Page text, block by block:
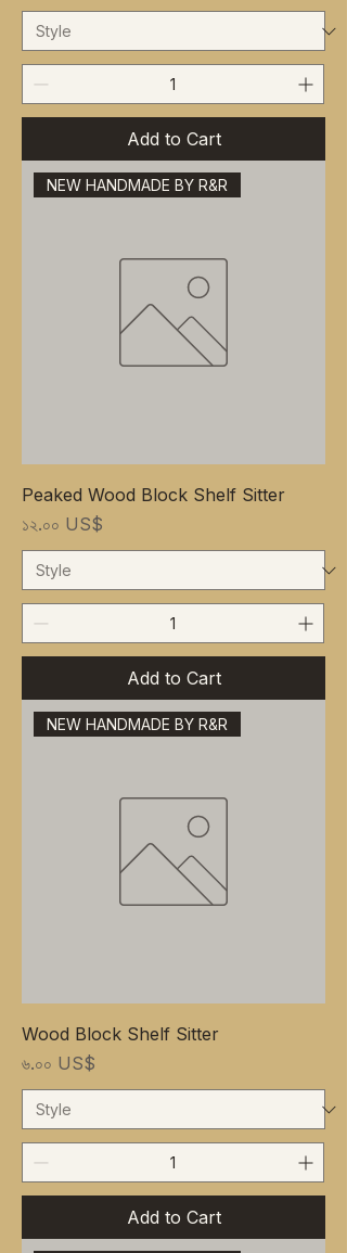
Add to Cart
NEW HANDMADE BY R&R
Peaked Wood Block Shelf Sitter
Price
১২.০০ US$
Add to Cart
NEW HANDMADE BY R&R
Wood Block Shelf Sitter
Price
৬.০০ US$
Add to Cart